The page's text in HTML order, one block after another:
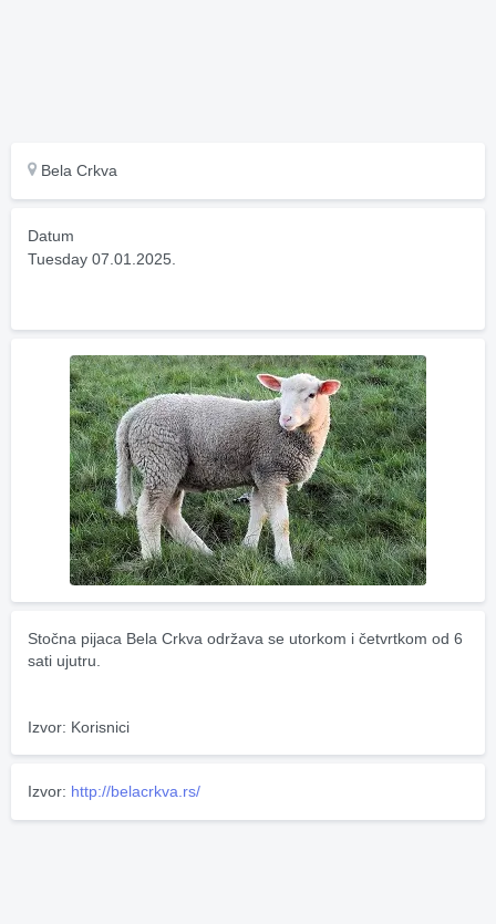
Bela Crkva
Datum
Tuesday 07.01.2025.
Stočna pijaca Bela Crkva održava se utorkom i četvrtkom od 6
sati ujutru.
Izvor: Korisnici
Izvor: http://belacrkva.rs/